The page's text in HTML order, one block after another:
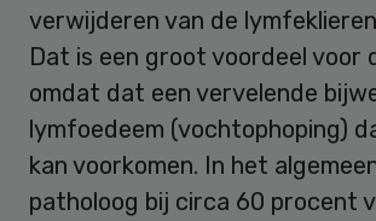
verwijderen van de
Dat is een groot voordeel voor
omdat dat een vervelende
lymfoedeem (vochtophoping)
kan voorkomen. In het
patholoog bij circa 60 procent